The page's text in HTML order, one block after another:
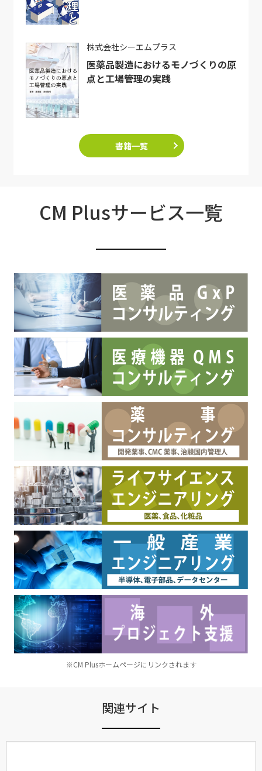
株式会社シーエムプラス
医薬品製造におけるモノづくりの原
点と工場管理の実践
書籍一覧
CM Plusサービス一覧
※CM Plusホームページにリンクされます
関連サイト